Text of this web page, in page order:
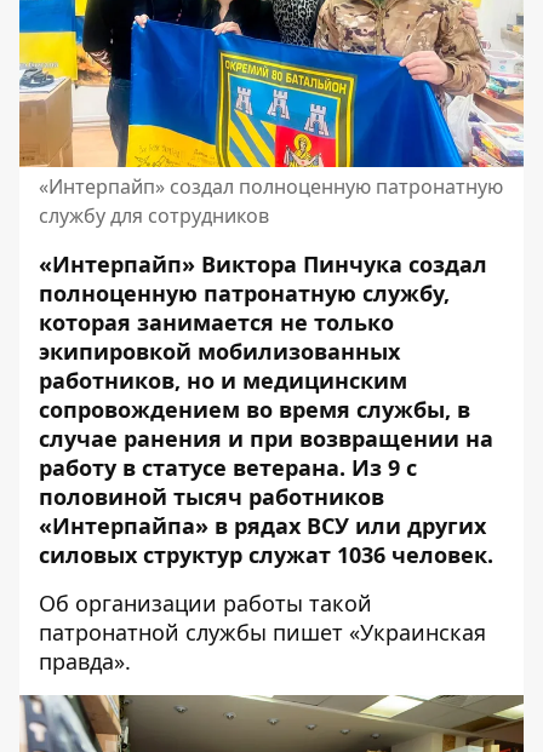
«Интерпайп» создал полноценную патронатную
службу для сотрудников
«Интерпайп» Виктора Пинчука создал
полноценную патронатную службу,
которая занимается не только
экипировкой мобилизованных
работников, но и медицинским
сопровождением во время службы, в
случае ранения и при возвращении на
работу в статусе ветерана. Из 9 с
половиной тысяч работников
«Интерпайпа» в рядах ВСУ или других
силовых структур служат 1036 человек.
Об организации работы такой
патронатной службы пишет «Украинская
правда».